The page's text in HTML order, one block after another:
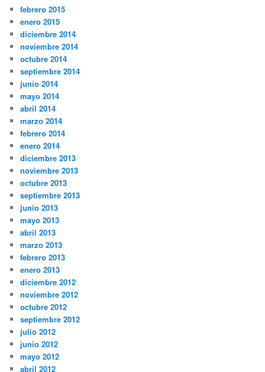
febrero 2015
enero 2015
diciembre 2014
noviembre 2014
octubre 2014
septiembre 2014
junio 2014
mayo 2014
abril 2014
marzo 2014
febrero 2014
enero 2014
diciembre 2013
noviembre 2013
octubre 2013
septiembre 2013
junio 2013
mayo 2013
abril 2013
marzo 2013
febrero 2013
enero 2013
diciembre 2012
noviembre 2012
octubre 2012
septiembre 2012
julio 2012
junio 2012
mayo 2012
abril 2012